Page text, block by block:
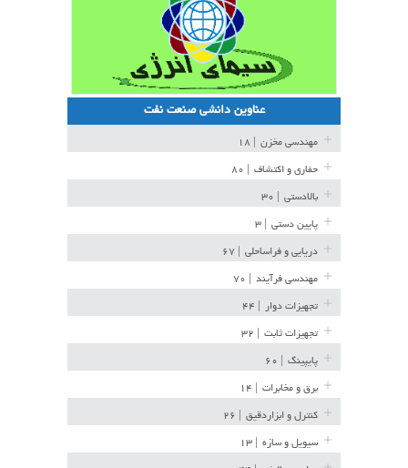
عناوین دانشی صنعت نفت
مهندسی مخزن
حفاری و اکتشاف
بالادستی
پایین دستی
دریایی و فراساحلی
مهندسی فرآیند
تجهیزات دوار
تجهیزات ثابت
پایپینگ
برق و مخابرات
کنترل و ابزاردقیق
سیویل و سازه